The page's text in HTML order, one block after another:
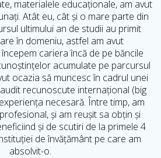
materialele educaționale, am avut
Atât eu, cât și o mare parte din
ultimului an de studii au primit
în domeniu, astfel am avut
cariera încă de pe băncile
acumulate pe parcursul
ocazia să muncesc în cadrul unei
recunoscute internațional (big
necesară. Între timp, am
și am reușit sa obțin și
și de scutiri de la primele 4
de învățământ pe care am
absolvit-o.